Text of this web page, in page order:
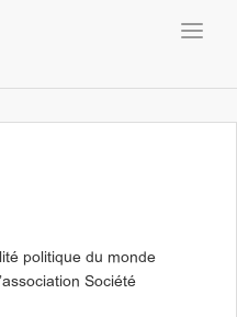
politique du monde
Société